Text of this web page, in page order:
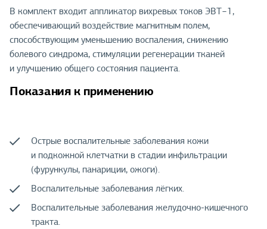
В комплект входит аппликатор вихревых токов ЭВТ−1,
обеспечивающий воздействие магнитным полем,
способствующим уменьшению воспаления, снижению
болевого синдрома, стимуляции регенерации тканей
и улучшению общего состояния пациента.
Показания к применению
Острые воспалительные заболевания кожи
и подкожной клетчатки в стадии инфильтрации
(фурункулы, панариции, ожоги).
Воспалительные заболевания лёгких.
Воспалительные заболевания желудочно-кишечного
тракта.